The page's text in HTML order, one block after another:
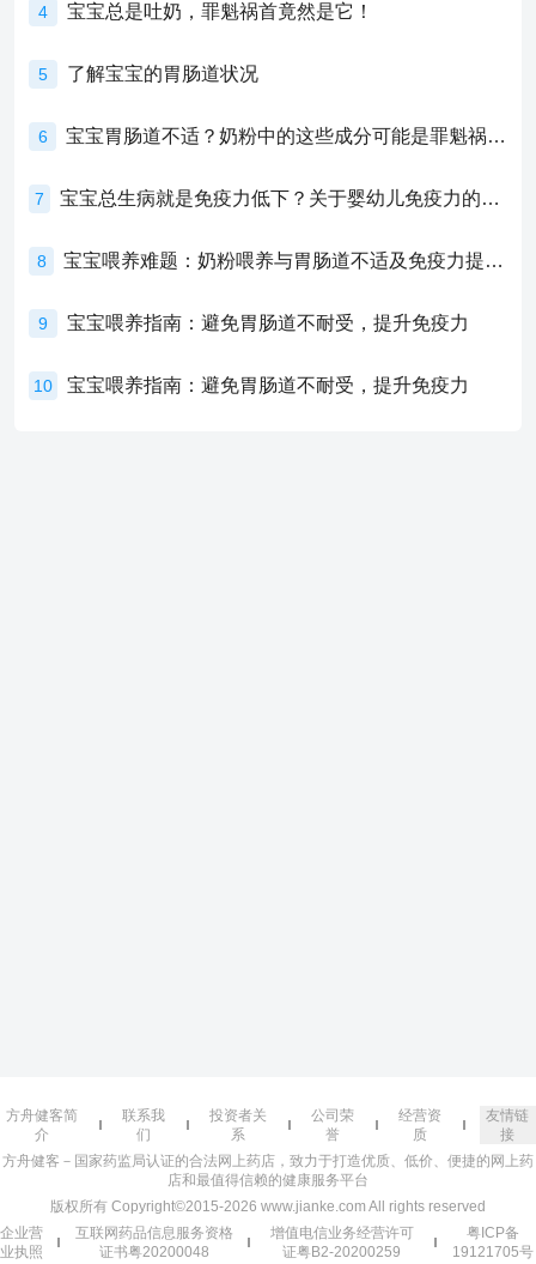
4 宝宝总是吐奶，罪魁祸首竟然是它！
5 了解宝宝的胃肠道状况
6 宝宝胃肠道不适？奶粉中的这些成分可能是罪魁祸首！
7 宝宝总生病就是免疫力低下？关于婴幼儿免疫力的真相，家长必须了解！
8 宝宝喂养难题：奶粉喂养与胃肠道不适及免疫力提升的奥秘
9 宝宝喂养指南：避免胃肠道不耐受，提升免疫力
10 宝宝喂养指南：避免胃肠道不耐受，提升免疫力
方舟健客简
介
联系我
们
投资者关
系
公司荣
誉
经营资
质
友情链
接
方舟健客－国家药监局认证的合法网上药店，致力于打造优质、低价、便捷的网上药
店和最值得信赖的健康服务平台
版权所有 Copyright©2015-2026 www.jianke.com All rights reserved
企业营
业执照
互联网药品信息服务资格
证书粤20200048
增值电信业务经营许可
证粤B2-20200259
粤ICP备
19121705号